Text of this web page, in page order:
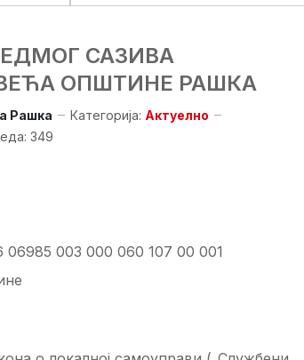
САЗИВА
ОПШТИНЕ РАШКА
Рашка Категорија: Актуелно
349
06985 003 000 060 107 00 001